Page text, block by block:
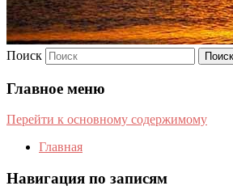
Поиск
Главное меню
Перейти к основному содержимому
Главная
Навигация по записям